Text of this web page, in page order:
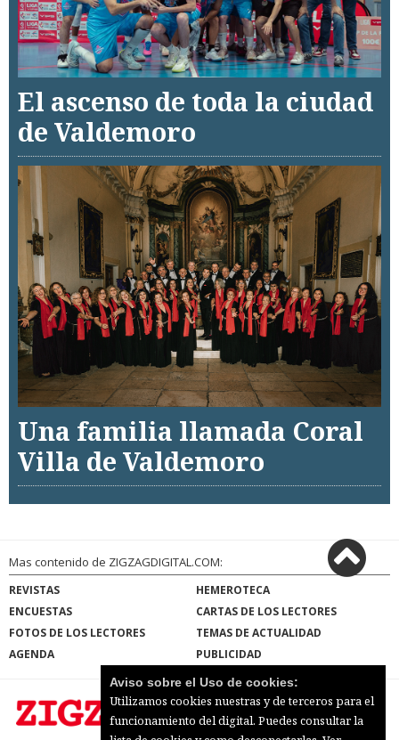
El ascenso de toda la ciudad
de Valdemoro
Una familia llamada Coral
Villa de Valdemoro
Mas contenido de ZIGZAGDIGITAL.COM:
REVISTAS
HEMEROTECA
ENCUESTAS
CARTAS DE LOS LECTORES
FOTOS DE LOS LECTORES
TEMAS DE ACTUALIDAD
AGENDA
PUBLICIDAD
Aviso sobre el Uso de cookies:
Utilizamos cookies nuestras y de terceros para el
funcionamiento del digital. Puedes consultar la